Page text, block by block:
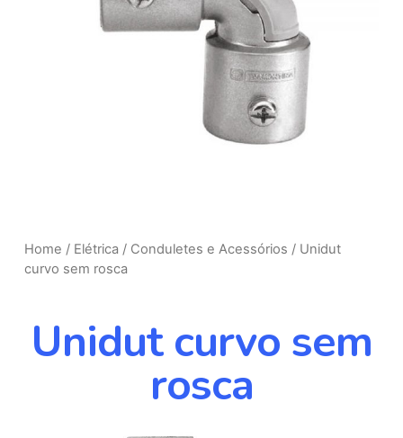
Home / Elétrica / Conduletes e Acessórios / Unidut
curvo sem rosca
Unidut curvo sem
rosca